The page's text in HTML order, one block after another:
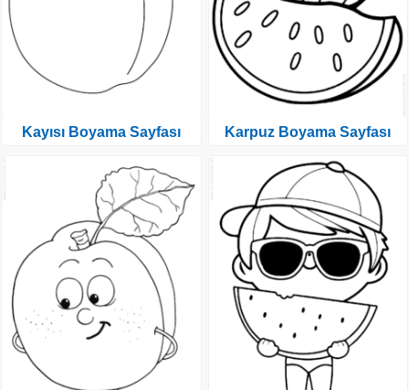
Kayısı Boyama Sayfası Karpuz Boyama Sayfası